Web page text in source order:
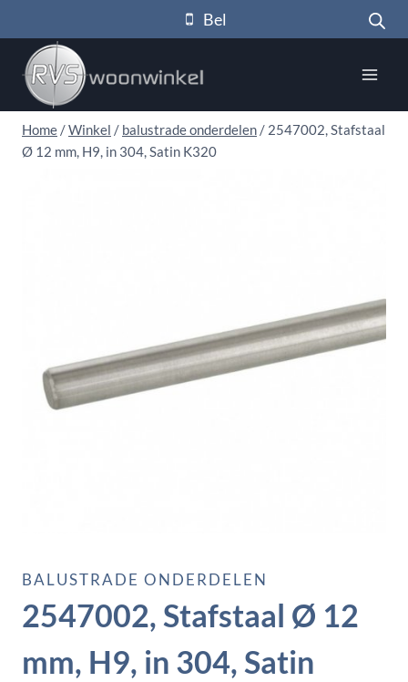
naar
inhoud
Bel
Home /Winkel / balustrade onderdelen / 2547002, Stafstaal
Ø 12 mm, H9, in 304, Satin K320
BALUSTRADE ONDERDELEN
2547002, Stafstaal Ø 12
mm, H9, in 304, Satin